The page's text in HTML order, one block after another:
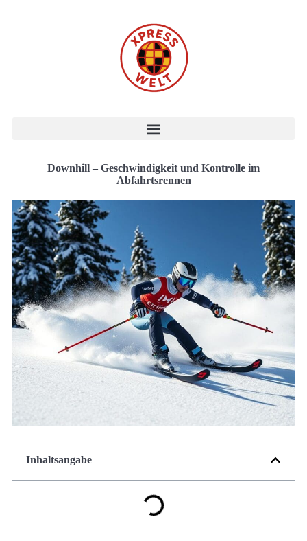
Downhill – Geschwindigkeit und Kontrolle im
Abfahrtsrennen
Inhaltsangabe